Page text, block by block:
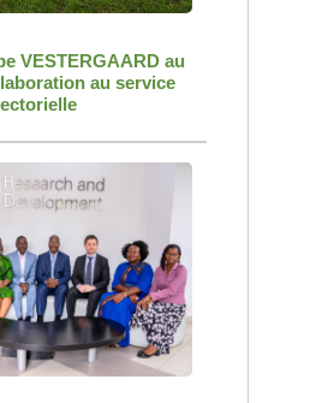
VESTERGAARD au
au service